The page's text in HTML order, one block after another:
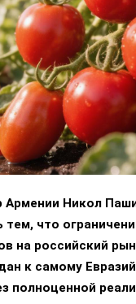
Армении Никол
тем, что
на российский
к самому
полноценной